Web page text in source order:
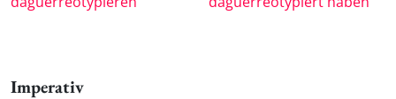
Imperativ